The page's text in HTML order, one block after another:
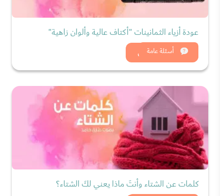
أسئلة عامة
عودة أزياء الثمانينات "أكتاف عالية وألوان زاهية"
شاهد الان
كلمات عن الشتاء وأنتَ ماذا يعني لكَ الشتاء؟